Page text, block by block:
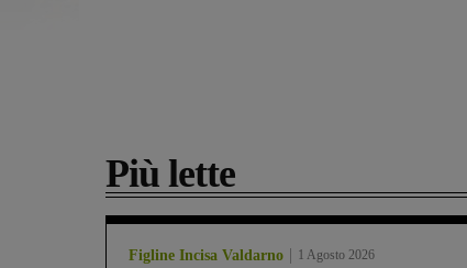
Più lette
Figline Incisa Valdarno 1 Agosto 2026